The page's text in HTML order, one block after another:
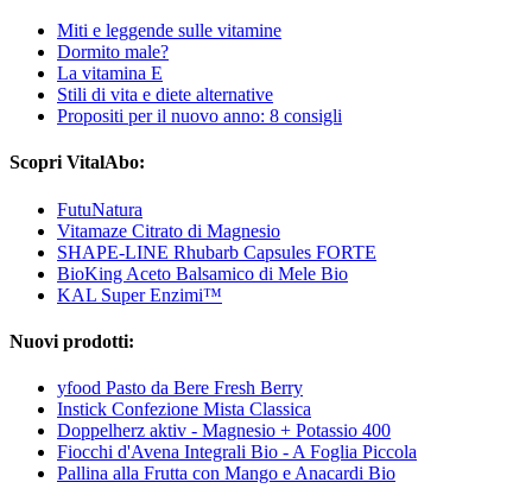
Miti e leggende sulle vitamine
Dormito male?
La vitamina E
Stili di vita e diete alternative
Propositi per il nuovo anno: 8 consigli
Scopri VitalAbo:
FutuNatura
Vitamaze Citrato di Magnesio
SHAPE-LINE Rhubarb Capsules FORTE
BioKing Aceto Balsamico di Mele Bio
KAL Super Enzimi™
Nuovi prodotti:
yfood Pasto da Bere Fresh Berry
Instick Confezione Mista Classica
Doppelherz aktiv - Magnesio + Potassio 400
Fiocchi d'Avena Integrali Bio - A Foglia Piccola
Pallina alla Frutta con Mango e Anacardi Bio